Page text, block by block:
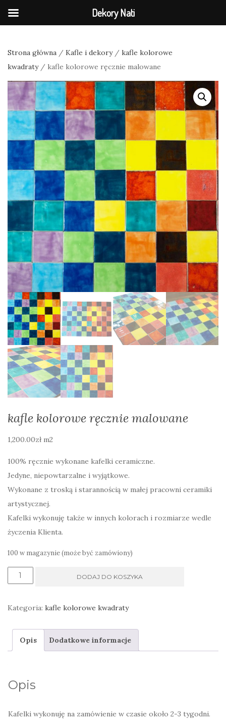
Strona główna / Kafle i dekory/ kafle kolorowe
kwadraty/ kafle kolorowe ręcznie malowane
kafle kolorowe ręcznie malowane
1,200.00zł m2
100% ręcznie wykonane kafelki ceramiczne.
Jedyne, niepowtarzalne i wyjątkowe.
Wykonane z troską i starannością w małej pracowni ceramiki
artystycznej.
Kafelki wykonuję także w innych kolorach i rozmiarze wedle
życzenia Klienta.
100 w magazynie (może być zamówiony)
ilość
malowane
DODAJ DO KOSZYKA
Kategoria: kafle kolorowe kwadraty
Opis Dodatkowe informacje
Opis
Kafelki wykonuję na zamówienie w czasie około 2-3 tygodni.
Dekory Nati